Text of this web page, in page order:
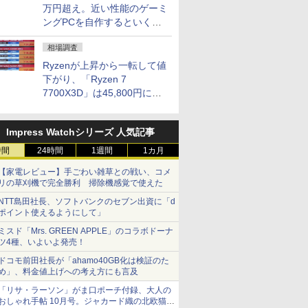
万円超え。近い性能のゲーミ
ングPCを自作するといくら
になる？
相場調査
Ryzenが上昇から一転して値
下がり、「Ryzen 7
7700X3D」は45,800円に急
との価格逆転解消 [8月前半の
CPU価格]
Impress Watchシリーズ 人気記事
24時間 1週間 1カ月
家電レビュー】手ごわい雑草との戦い、コメ
の草刈機で完全勝利 掃除機感覚で使えた
島田社長、ソフトバンクのセブン出資に「d
イント使えるようにして」
スド「Mrs. GREEN APPLE」のコラボドーナ
4種、いよいよ発売！
コモ前田社長が「ahamo40GB化は検証のた
」、料金値上げへの考え方にも言及
リサ・ラーソン」がま口ポーチ付録、大人の
しゃれ手帖 10月号。ジャカード織の北欧猫デ